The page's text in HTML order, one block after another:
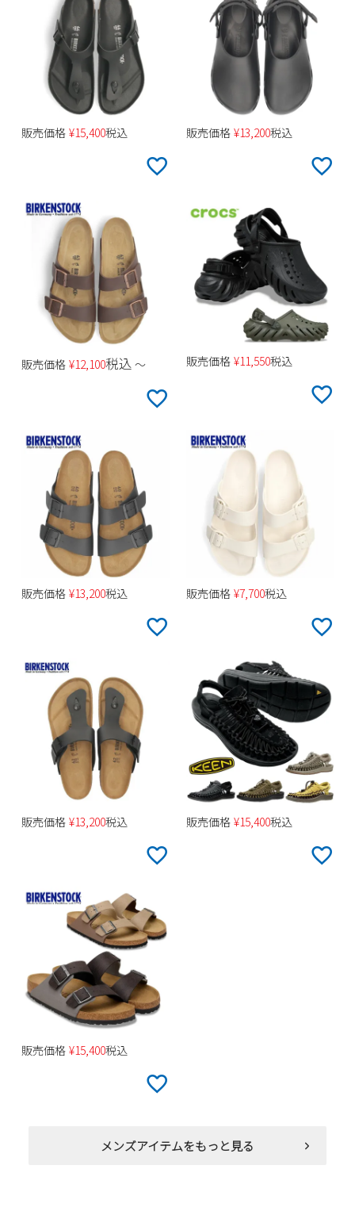
販売価格 ¥15,400税込 販売価格 ¥13,200税込
販売価格 ¥12,100税込 〜 販売価格 ¥11,550税込
販売価格 ¥13,200税込 販売価格 ¥7,700税込
販売価格 ¥13,200税込 販売価格 ¥15,400税込
販売価格 ¥15,400税込
メンズアイテムをもっと見る